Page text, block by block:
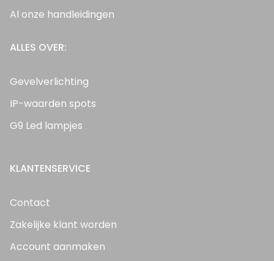
Al onze handleidingen
ALLES OVER:
Gevelverlichting
IP-waarden spots
G9 Led lampjes
KLANTENSERVICE
Contact
Zakelijke klant worden
Account aanmaken